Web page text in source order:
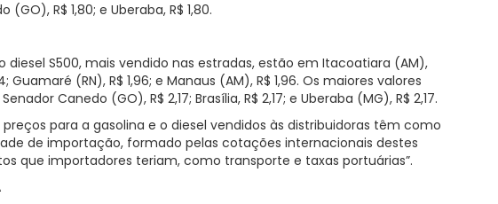
(GO), R$ 1,80; e Uberaba, R$ 1,80.
diesel S500, mais vendido nas estradas, estão em Itacoatiara (AM),
Guamaré (RN), R$ 1,96; e Manaus (AM), R$ 1,96. Os maiores valores
Canedo (GO), R$ 2,17; Brasília, R$ 2,17; e Uberaba (MG), R$ 2,17.
preços para a gasolina e o diesel vendidos às distribuidoras têm como
de importação, formado pelas cotações internacionais destes
que importadores teriam, como transporte e taxas portuárias”.